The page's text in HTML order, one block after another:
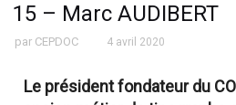
15 – Marc AUDIBERT
par CEPDOC 4 avril 2020
Le président fondateur du